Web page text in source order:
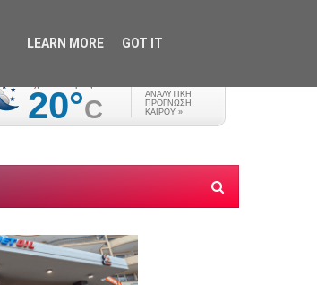
LEARN MORE GOT IT